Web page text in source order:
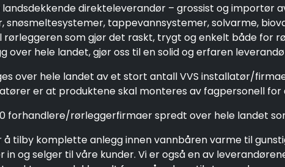
landsdekkende direkteleverandør – grossist og
snøsmeltesystemer, tappevannsystemer, solvarme,
som gjør det raskt, trygt og enkelt både for
over hele landet, gjør oss til en solid og erfaren
over hele landet av et stort antall VVS installatør/
er at produktene skal monteres av fagpersonell
forhandlere/rørleggerfirmaer spredt over hele landet
tilby komplette anlegg innen vannbåren varme til
in og selger til våre kunder. Vi er også en av